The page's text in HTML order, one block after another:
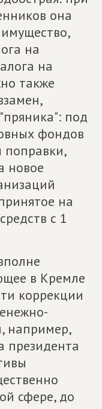
она
на
на
также
под
фондов
поправки,
новое
на
с 1
в Кремле
коррекции
например,
президента
сфере, до